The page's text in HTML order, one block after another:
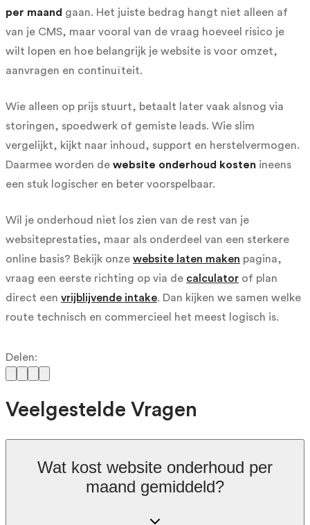
per maand gaan. Het juiste bedrag hangt niet alleen af
van je CMS, maar vooral van de vraag hoeveel risico je
wilt lopen en hoe belangrijk je website is voor omzet,
aanvragen en continuïteit.
Wie alleen op prijs stuurt, betaalt later vaak alsnog via
storingen, spoedwerk of gemiste leads. Wie slim
vergelijkt, kijkt naar inhoud, support en herstelvermogen.
Daarmee worden de website onderhoud kosten ineens
een stuk logischer en beter voorspelbaar.
Wil je onderhoud niet los zien van de rest van je
websiteprestaties, maar als onderdeel van een sterkere
online basis? Bekijk onze website laten maken pagina,
vraag een eerste richting op via de calculator of plan
direct een vrijblijvende intake. Dan kijken we samen welke
route technisch en commercieel het meest logisch is.
Delen:
Veelgestelde Vragen
Wat kost website onderhoud per
maand gemiddeld?